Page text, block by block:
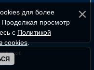
2026
для более
Продолжая просмотр
с Политикой
cookies.